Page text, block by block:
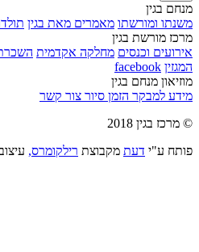
מנחם בגין
משנתו ומורשתו מאמרים מאת בגין
מרכז מורשת בגין
אירועים וכנסים מחלקה אקדמית
המגזין facebook
מוזיאון מנחם בגין
מידע למבקר הזמן סיור צור קשר
© מרכז בגין 2018
פותח ע"י דעת מקבוצת רילקומרס,